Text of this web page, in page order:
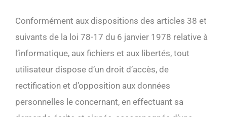
Conformément aux dispositions des articles 38 et
suivants de la loi 78-17 du 6 janvier 1978 relative à
l’informatique, aux fichiers et aux libertés, tout
utilisateur dispose d’un droit d’accès, de
rectification et d’opposition aux données
personnelles le concernant, en effectuant sa